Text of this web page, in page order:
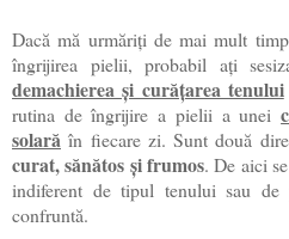
Dacă mă urmăriți de mai mult
îngrijirea pielii, probabil ați
demachierea și curățarea tenului
rutina de îngrijire a pielii a unei
solară în fiecare zi. Sunt două
curat, sănătos și frumos. De aici
indiferent de tipul tenului sau de
confruntă.